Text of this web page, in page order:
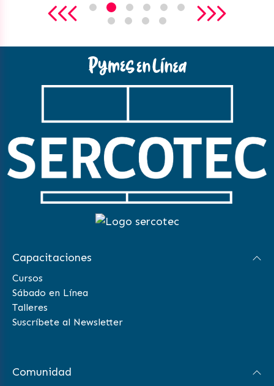
Capacitaciones
Cursos
Sábado en Línea
Talleres
Suscríbete al Newsletter
Comunidad